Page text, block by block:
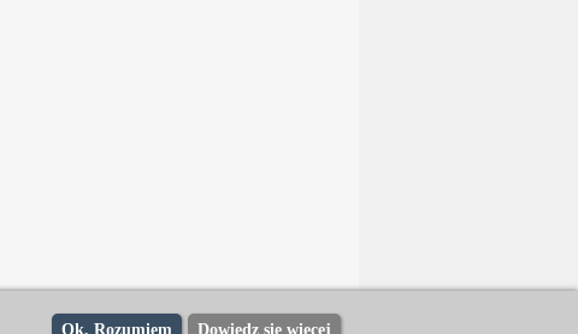
Top 10 podsumowanie 2018 roku w
Dowiedz się więcej
Ok, Rozumiem